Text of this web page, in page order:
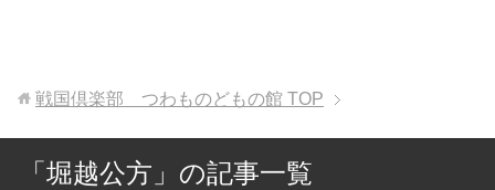
戦国倶楽部 つわものどもの館 TOP
「堀越公方」の記事一覧